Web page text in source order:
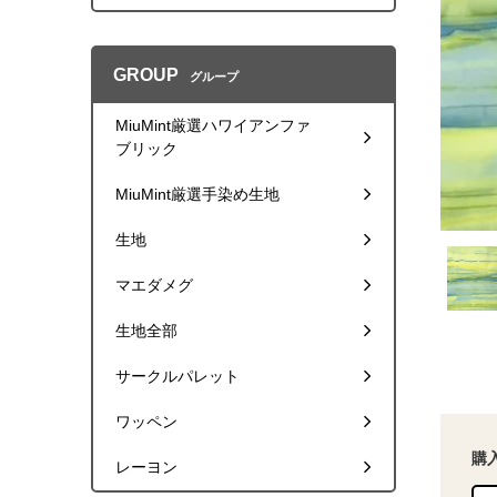
購
GROUP グループ
MiuMint厳選ハワイアンファ
ブリック
MiuMint厳選手染め生地
生地
マエダメグ
生地全部
サークルパレット
ワッペン
レーヨン